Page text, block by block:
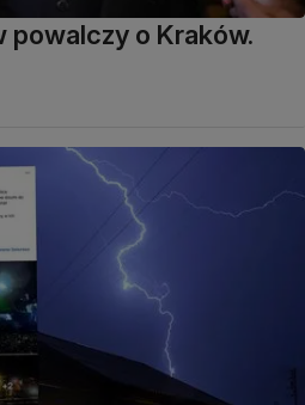
powalczy o Kraków.